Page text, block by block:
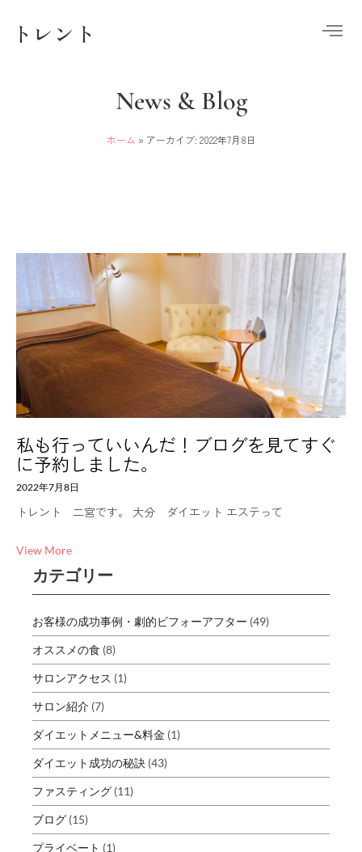
トレント
News & Blog
ホーム » アーカイブ: 2022年7月8日
私も行っていいんだ！ブログを見てすぐ
に予約しました。
2022年7月8日
トレント 二宮です。 大分 ダイエット エステって
View More
カテゴリー
お客様の成功事例・劇的ビフォーアフター (49)
オススメの食 (8)
サロンアクセス (1)
サロン紹介 (7)
ダイエットメニュー&料金 (1)
ダイエット成功の秘訣 (43)
ファスティング (11)
ブログ (15)
プライベート (1)